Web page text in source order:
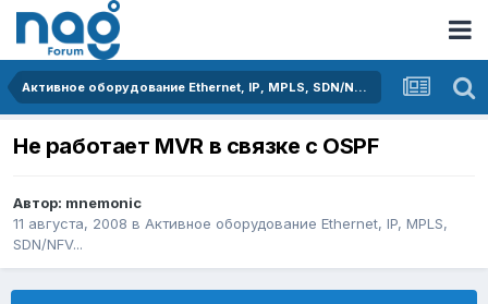
Активное оборудование Ethernet, IP, MPLS, SDN/NFV...
Не работает MVR в связке с OSPF
Автор: mnemonic
11 августа, 2008 в Активное оборудование Ethernet, IP, MPLS,
SDN/NFV...